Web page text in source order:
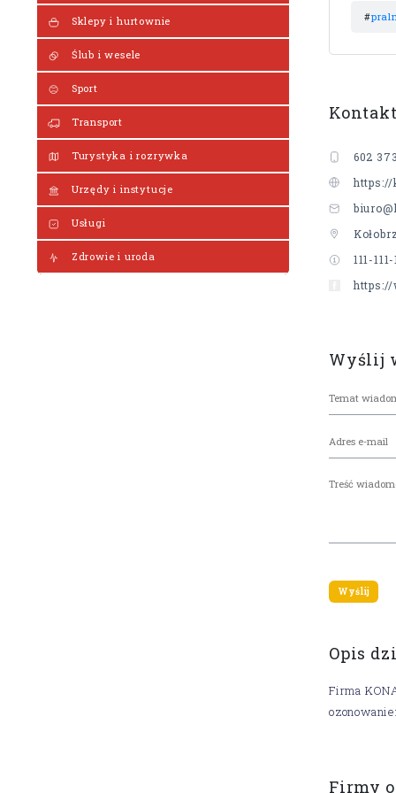
Sklepy i hurtownie
Ślub i wesele
Sport
Transport
Turystyka i rozrywka
Urzędy i instytucje
Usługi
Zdrowie i uroda
#
Kontakt
602
111-111-
https://
Wyślij
Opis
Firma
Firmy